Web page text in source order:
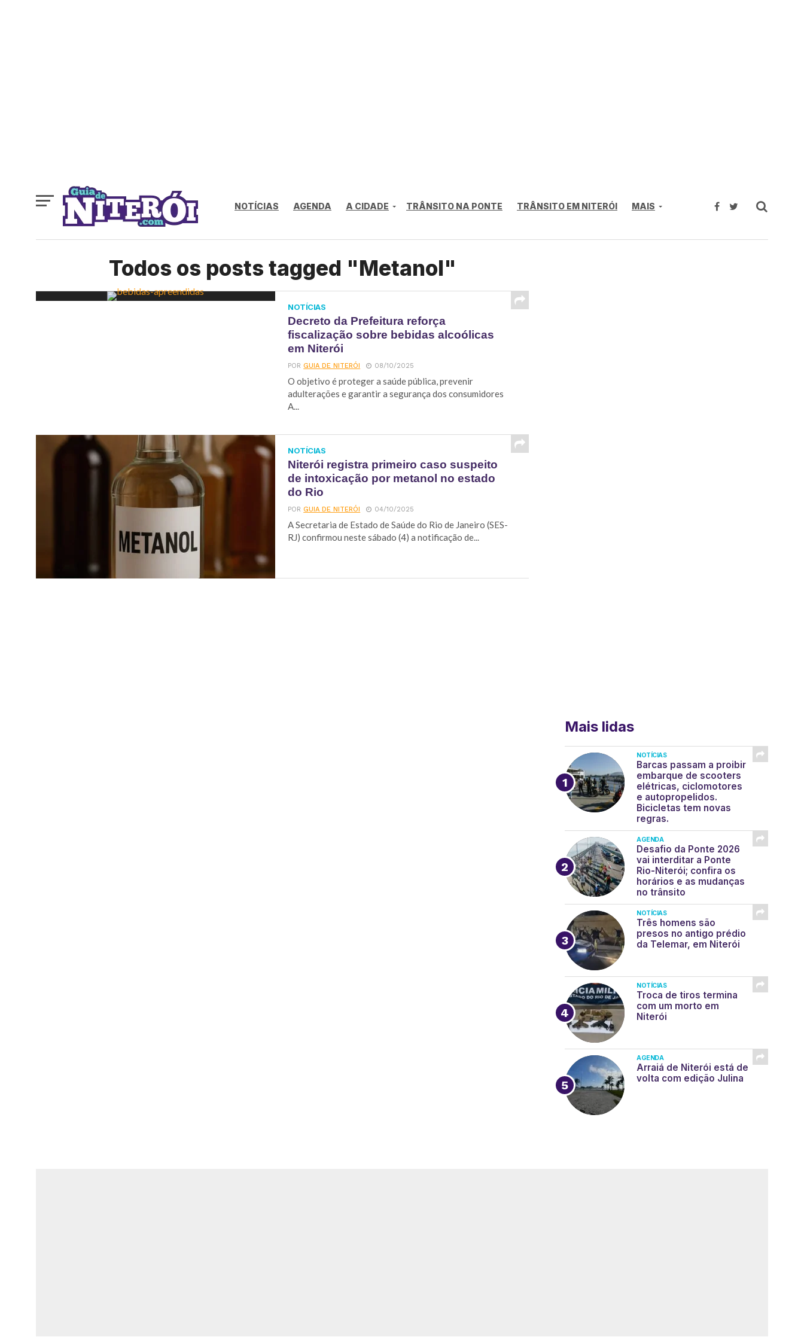
NOTÍCIAS AGENDA A CIDADE TRÂNSITO NA PONTE TRÂNSITO EM NITERÓI MAIS
Todos os posts tagged "Metanol"
NOTÍCIAS
Decreto da Prefeitura reforça
fiscalização sobre bebidas alcoólicas
em Niterói
PORGUIA DE NITERÓI 08/10/2025
O objetivo é proteger a saúde pública, prevenir
adulterações e garantir a segurança dos consumidores
A...
NOTÍCIAS
Niterói registra primeiro caso suspeito
de intoxicação por metanol no estado
do Rio
PORGUIA DE NITERÓI 04/10/2025
A Secretaria de Estado de Saúde do Rio de Janeiro (SES-
RJ) confirmou neste sábado (4) a notificação de...
Mais lidas
NOTÍCIAS
Barcas passam a proibir
embarque de scooters
elétricas, ciclomotores
e autopropelidos.
Bicicletas tem novas
regras.
AGENDA
Desafio da Ponte 2026
vai interditar a Ponte
Rio-Niterói; confira os
horários e as mudanças
no trânsito
NOTÍCIAS
Três homens são
presos no antigo prédio
da Telemar, em Niterói
NOTÍCIAS
Troca de tiros termina
com um morto em
Niterói
AGENDA
Arraiá de Niterói está de
volta com edição Julina